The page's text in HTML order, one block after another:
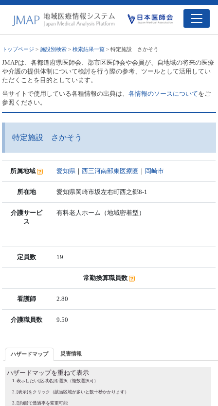
トップページ >施設別検索 >検索結果一覧 > 特定施設 さかそう
JMAPは、各都道府県医師会、郡市区医師会や会員が、自地域の将来の医療
や介護の提供体制について検討を行う際の参考、ツールとして活用してい
ただくことを目的としています。
当サイトで使用している各種情報の出典は、各情報のソースについてをご
参照ください。
特定施設 さかそう
所属地域 愛知県 ｜西三河南部東医療圏 ｜ 岡崎市
所在地 愛知県岡崎市坂左右町西之郷8-1
介護サービ
ス
有料老人ホーム（地域密着型）
定員数 19
常勤換算職員数
看護師 2.80
介護職員数 9.50
ハザードマップ 災害情報
ハザードマップを重ねて表示
表示したい[区域名]を選択（複数選択可）
[表示]をクリック（該当区域が多いと数十秒かかります）
[詳細]で透過率を変更可能